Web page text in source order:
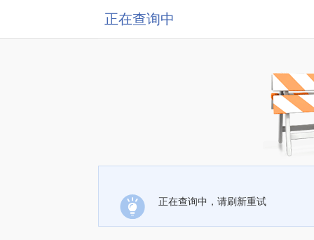
正在查询中
正在查询中，请刷新重试